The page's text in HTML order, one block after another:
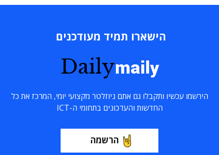
הישארו תמיד מעודכנים
Dailymaily
הירשמו עכשיו ותקבלו גם אתם ניוזלטר מקצועי יומי, המרכז את כל
החדשות והעדכונים בתחומי ה-ICT
הרשמה